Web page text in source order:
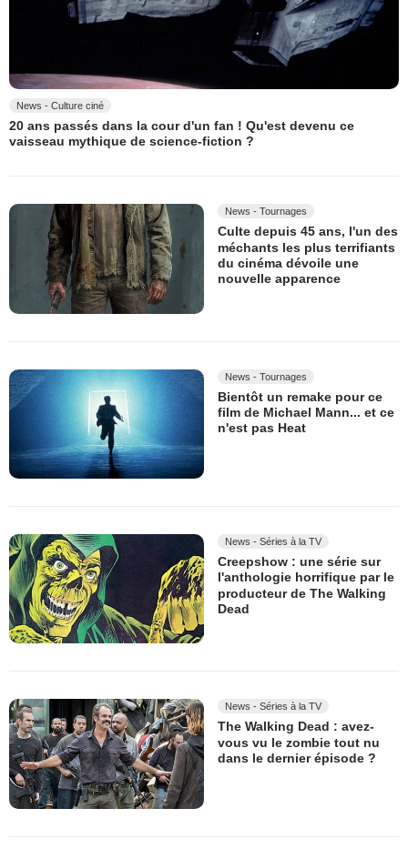
News - Culture ciné
20 ans passés dans la cour d'un fan ! Qu'est devenu ce
vaisseau mythique de science-fiction ?
News - Tournages
Culte depuis 45 ans, l'un des
méchants les plus terrifiants
du cinéma dévoile une
nouvelle apparence
News - Tournages
Bientôt un remake pour ce
film de Michael Mann... et ce
n'est pas Heat
News - Séries à la TV
Creepshow : une série sur
l'anthologie horrifique par le
producteur de The Walking
Dead
News - Séries à la TV
The Walking Dead : avez-
vous vu le zombie tout nu
dans le dernier épisode ?